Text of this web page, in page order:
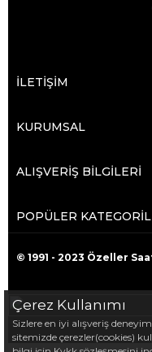
İLETİŞİM
KURUMSAL
ALIŞVERİŞ BİLGİLERİ
POPÜLER
© 1991 - 2023 Özeller
Çerez Kullanımı
Sizlere en iyi alışveriş
sitemizde çerezler(cookies)